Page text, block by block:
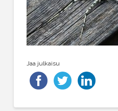
Jaa julkaisu